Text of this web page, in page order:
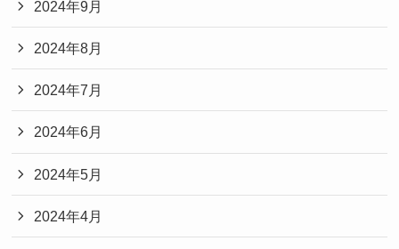
2024年9月
2024年8月
2024年7月
2024年6月
2024年5月
2024年4月